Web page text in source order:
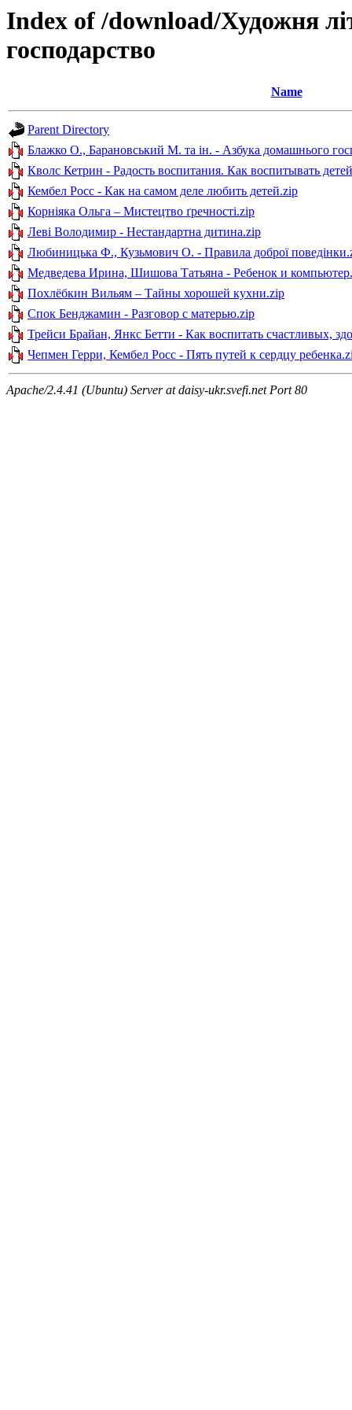
Index of /download/Художня
господарство
Name
Parent Directory
Блажко О., Барановський М. та ін. - Азбука домашнього
Кволс Кетрин - Радость воспитания. Как воспитывать
Кембел Росс - Как на самом деле любить детей.zip
Корніяка Ольга – Мистецтво ґречності.zip
Леві Володимир - Нестандартна дитина.zip
Любиницька Ф., Кузьмович О. - Правила доброї
Медведева Ирина, Шишова Татьяна - Ребенок и
Похлёбкин Вильям – Тайны хорошей кухни.zip
Спок Бенджамин - Разговор с матерью.zip
Трейси Брайан, Янкс Бетти - Как воспитать счастливых,
Чепмен Герри, Кембел Росс - Пять путей к сердцу
Apache/2.4.41 (Ubuntu) Server at daisy-ukr.svefi.net Port 80